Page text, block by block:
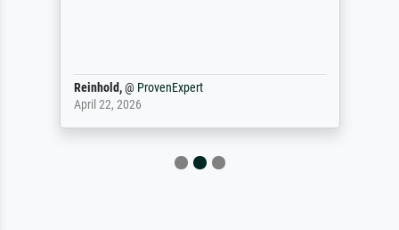
Reinhold,@ ProvenExpert
April 22, 2026